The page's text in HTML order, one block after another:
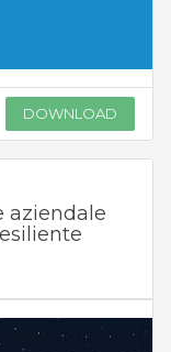
DOWNLOAD
aziendale